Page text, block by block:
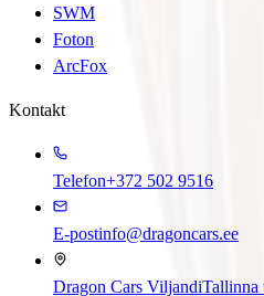
SWM
Foton
ArcFox
Kontakt
Telefon+372 502 9516
E-postinfo@dragoncars.ee
Dragon Cars ViljandiTallinna